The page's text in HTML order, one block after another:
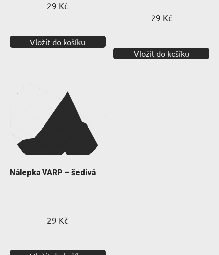
29 Kč
Vložit do košíku
29 Kč
Vložit do košíku
Nálepka VARP – šedivá
29 Kč